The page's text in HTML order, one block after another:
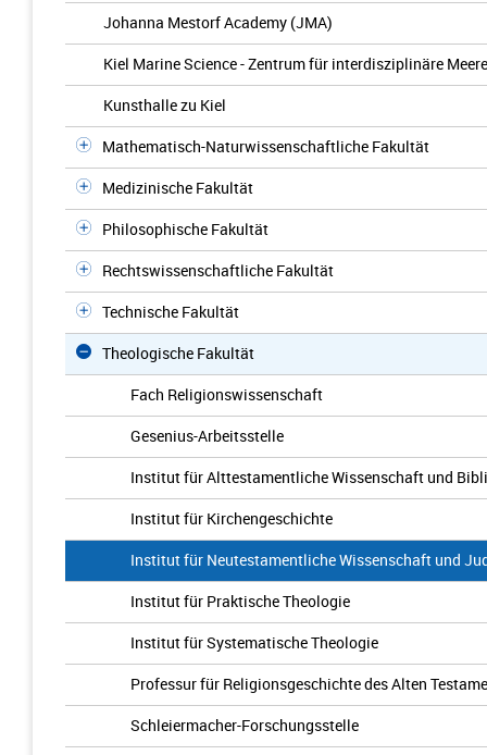
Johanna Mestorf Academy (JMA)
Kiel Marine Science - Zentrum für interdisziplinäre
Kunsthalle zu Kiel
Mathematisch-Naturwissenschaftliche Fakultät
Medizinische Fakultät
Philosophische Fakultät
Rechtswissenschaftliche Fakultät
Technische Fakultät
Theologische Fakultät
Fach Religionswissenschaft
Gesenius-Arbeitsstelle
Institut für Alttestamentliche Wissenschaft und
Institut für Kirchengeschichte
Institut für Neutestamentliche Wissenschaft und
Institut für Praktische Theologie
Institut für Systematische Theologie
Professur für Religionsgeschichte des Alten
Schleiermacher-Forschungsstelle